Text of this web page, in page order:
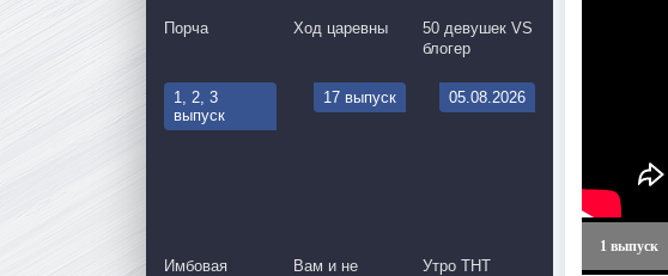
1 выпуск
Порча Ход царевны
50 девушек VS
блогер
1, 2, 3
выпуск
Имбовая
17 выпуск
Вам и не
05.08.2026
Утро ТНТ